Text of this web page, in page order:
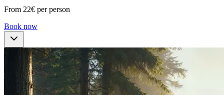
From 22€ per person
Book now